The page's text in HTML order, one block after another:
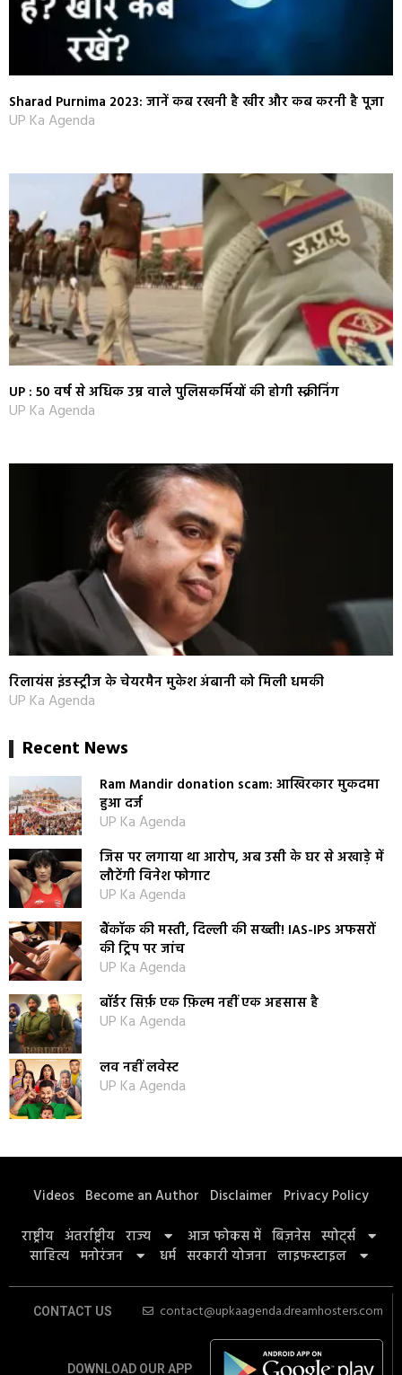
Sharad Purnima 2023: जानें कब रखनी है खीर और कब करनी है पूजा
UP Ka Agenda
UP : 50 वर्ष से अधिक उम्र वाले पुलिसकर्मियों की होगी स्क्रीनिंग
UP Ka Agenda
रिलायंस इंडस्ट्रीज के चेयरमैन मुकेश अंबानी को मिली धमकी
UP Ka Agenda
Recent News
Ram Mandir donation scam: आखिरकार मुकदमा
हुआ दर्ज
UP Ka Agenda
जिस पर लगाया था आरोप, अब उसी के घर से अखाड़े में
लौटेंगी विनेश फोगाट
UP Ka Agenda
बैंकॉक की मस्ती, दिल्ली की सख्ती! IAS-IPS अफसरों
की ट्रिप पर जांच
UP Ka Agenda
बॉर्डर सिर्फ़ एक फ़िल्म नहीं एक अहसास है
UP Ka Agenda
लव नहीं लवेस्ट
UP Ka Agenda
Videos Become an Author Disclaimer Privacy Policy
राष्ट्रीय अंतर्राष्ट्रीय राज्य आज फोकस में बिज़नेस स्पोर्ट्स
साहित्य मनोरंजन धर्म सरकारी योजना लाइफस्टाइल
CONTACT US contact@upkaagenda.dreamhosters.com
DOWNLOAD OUR APP